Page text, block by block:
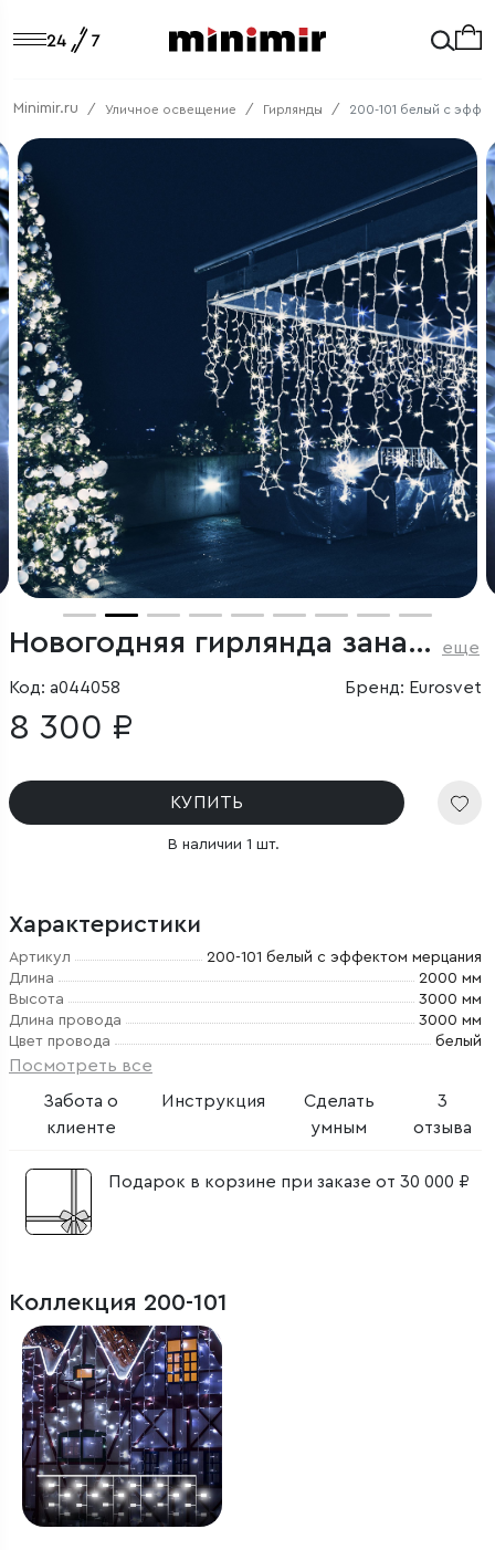
Minimir.ru Уличное освещение Гирлянды 200-101 белый с
Новогодняя гирлянда занавес белый с эффектом мерцания 2*3м IP65 еще
Код: a044058 Бренд: Eurosvet
8 300 ₽
КУПИТЬ
В наличии 1 шт.
Характеристики
Артикул
200-101 белый с эффектом мерцания
Длина
2000 мм
Высота
3000 мм
Длина провода
3000 мм
Цвет провода
белый
Посмотреть все
Забота о
клиенте
Инструкция
Сделать
умным
3
отзыва
Подарок в корзине при заказе от 30 000 ₽
Коллекция 200-101